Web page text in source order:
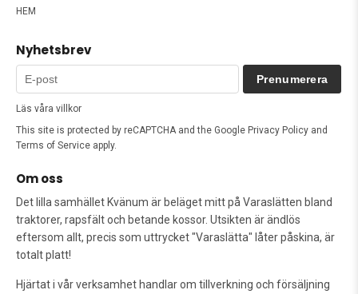
HEM
Nyhetsbrev
Prenumerera
Läs våra villkor
This site is protected by reCAPTCHA and the Google Privacy Policy and
Terms of Service apply.
Om oss
Det lilla samhället Kvänum är beläget mitt på Varaslätten bland
traktorer, rapsfält och betande kossor. Utsikten är ändlös
eftersom allt, precis som uttrycket "Varaslätta" låter påskina, är
totalt platt!
Hjärtat i vår verksamhet handlar om tillverkning och försäljning